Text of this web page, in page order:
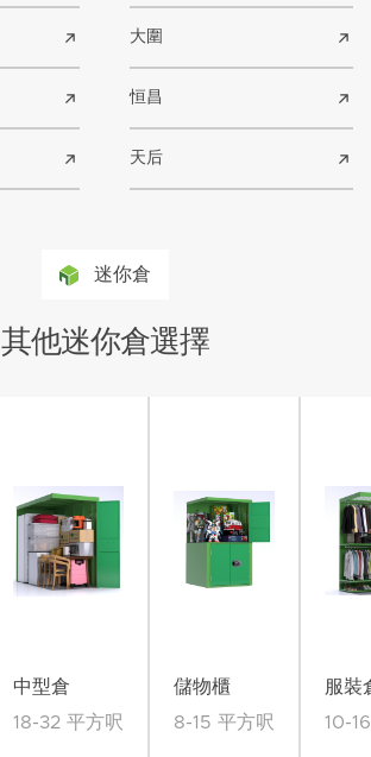
大圍
恒昌
天后
迷你倉
其他迷你倉選擇
中型倉
18-32 平方呎
儲物櫃
8-15 平方呎
服裝
10-